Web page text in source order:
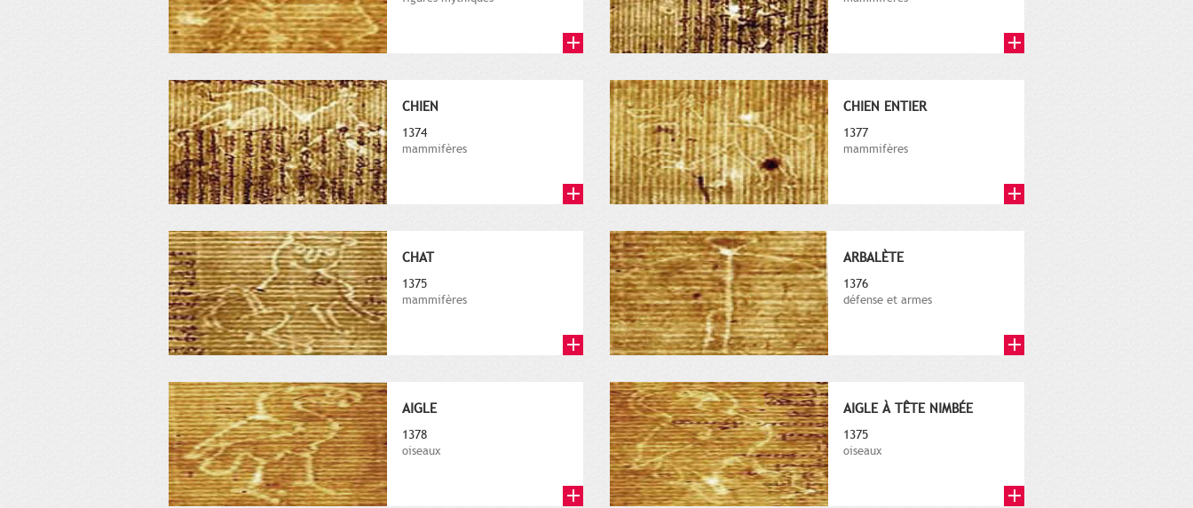
CHIEN
1374
mammifères
CHIEN ENTIER
1377
mammifères
CHAT
1375
mammifères
ARBALÈTE
1376
défense et armes
AIGLE
1378
oiseaux
AIGLE À TÊTE NIMBÉE
1375
oiseaux